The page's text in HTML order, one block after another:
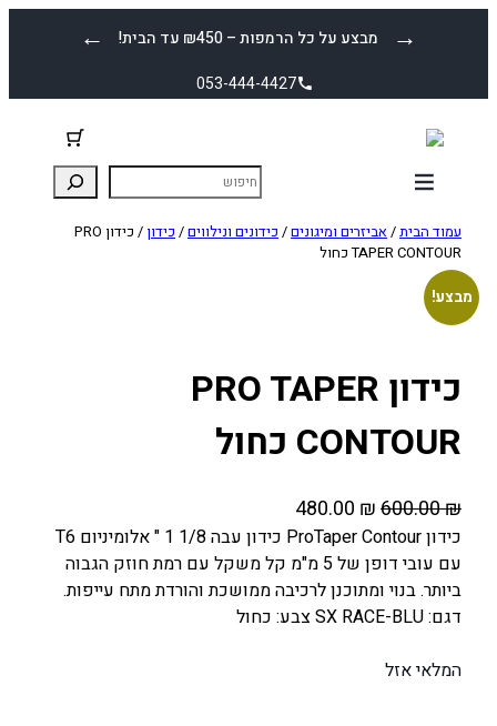
← מבצע על כל הרמפות – ₪450 עד הבית! →
053-444-4427
עמוד הבית/אביזרים ומיגונים/ כידונים ונילווים/ כידון
/ כידון PRO
TAPER CONTOUR כחול
מבצע!
כידון PRO TAPER
CONTOUR כחול
600.00₪
ה
מ
ח
י
ר
480.00 ₪
מ
ח
י
ר
כידון ProTaper Contour כידון עבה 1/8 1 " אלומיניום T6
עם עובי דופן של 5 מ"מ קל משקל עם רמת חוזק הגבוה
ביותר. בנוי ומתוכנן לרכיבה ממושכת והורדת מתח עייפות.
דגם: SX RACE-BLU צבע: כחול
המלאי אזל